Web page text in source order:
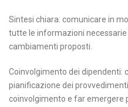
Sintesi chiara: comunicare in
tutte le informazioni necessarie
cambiamenti proposti.
Coinvolgimento dei dipendenti:
pianificazione dei
coinvolgimento e far emergere